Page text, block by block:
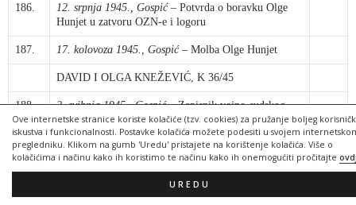
Ove internetske stranice koriste kolačiće (tzv. cookies) za pružanje boljeg
iskustva i funkcionalnosti. Postavke kolačića možete podesiti u svojem
pregledniku. Klikom na gumb 'Uredu' pristajete na korištenje kolačića. Više o
kolačićima i načinu kako ih koristimo te načinu kako ih onemogućiti pročitajte
UREDU
186. 12. srpnja 1945., Gospić – Potvrda o boravku Olge
Hunjet u zatvoru OZN-e i logoru
187. 17. kolovoza 1945., Gospić – Molba Olge Hunjet
DAVID I OLGA KNEŽEVIĆ, K 36/45
188. 2. svibnja 1945., Gospić– Zapisnik vojno-sudskog
istražitelja o saslušanju Davida Kneževića
189. 12. srpnja 1945., Gospić – Optužnica protiv Davida i
Olge Knežević
16. srpnja 1945., Gospić– Presuda Davidu i Olgi